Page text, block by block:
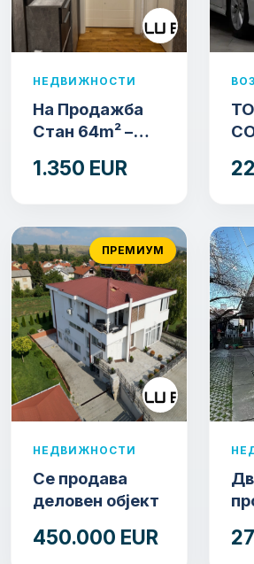
НЕДВИЖНОСТИ
На Продажба
Стан 64m² –
Куманово
1.350 EUR
ПРЕМИУМ
НЕДВИЖНОСТИ
Се продава
деловен објект
450.000 EUR